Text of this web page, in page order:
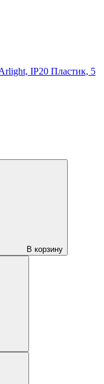
IP20 Пластик, 5
В корзину